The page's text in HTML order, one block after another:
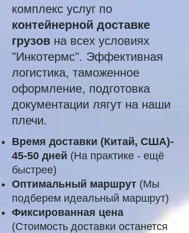
комплекс услуг по
контейнерной доставке
грузов на всех условиях
"Инкотермс". Эффективная
логистика, таможенное
оформление, подготовка
документации лягут на наши
плечи.
Время доставки (Китай, США)-
45-50 дней (На практике - ещё
быстрее)
Оптимальный маршрут (Мы
подберем идеальный маршрут)
Фиксированная цена
(Стоимость доставки останется